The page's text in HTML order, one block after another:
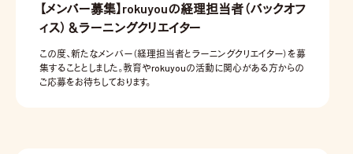
【メンバー募集】rokuyouの経理担当者（バックオフ
ィス）＆ラーニングクリエイター
この度、新たなメンバー（経理担当者とラーニングクリエイター）を募
集することとしました。教育やrokuyouの活動に関心がある方からの
ご応募をお待ちしております。